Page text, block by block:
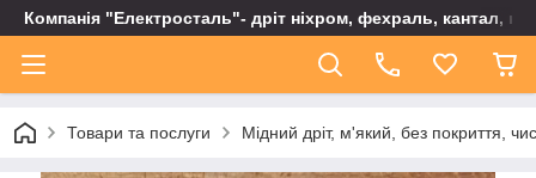
Компанія "Електросталь"- дріт ніхром, фехраль, кантал,
Товари та послуги Мідний дріт, м'який, без покриття,